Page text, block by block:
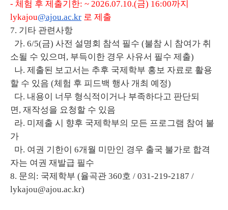
- 체험 후 제출기한: ~ 2026.07.10.(금) 16:00까지
lykajou@ajou.ac.kr 로 제출
7. 기타 관련사항
가. 6/5(금) 사전 설명회 참석 필수 (불참 시 참여가 취
소될 수 있으며, 부득이한 경우 사유서 필수 제출)
나. 제출된 보고서는 추후 국제학부 홍보 자료로 활용
할 수 있음 (체험 후 피드백 행사 개최 예정)
다. 내용이 너무 형식적이거나 부족하다고 판단되
면, 재작성을 요청할 수 있음
라. 미제출 시 향후 국제학부의 모든 프로그램 참여 불
가
마. 여권 기한이 6개월 미만인 경우 출국 불가로 합격
자는 여권 재발급 필수
8. 문의: 국제학부 (율곡관 360호 / 031-219-2187 /
lykajou@ajou.ac.kr)